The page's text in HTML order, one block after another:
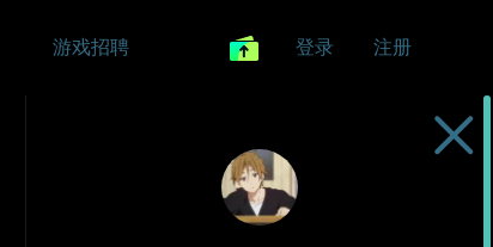
游戏招聘 登录 注册